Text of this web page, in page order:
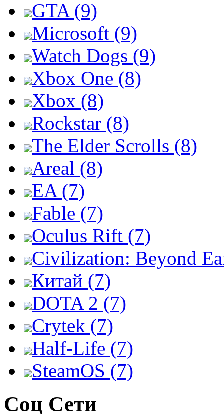
GTA (9)
Microsoft (9)
Watch Dogs (9)
Xbox One (8)
Xbox (8)
Rockstar (8)
The Elder Scrolls (8)
Areal (8)
EA (7)
Fable (7)
Oculus Rift (7)
Civilization: Beyond
Китай (7)
DOTA 2 (7)
Crytek (7)
Half-Life (7)
SteamOS (7)
Соц Сети